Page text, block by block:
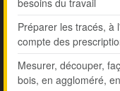
besoins du travail
Préparer les tracés, à
compte des
Mesurer, découper,
bois, en aggloméré,